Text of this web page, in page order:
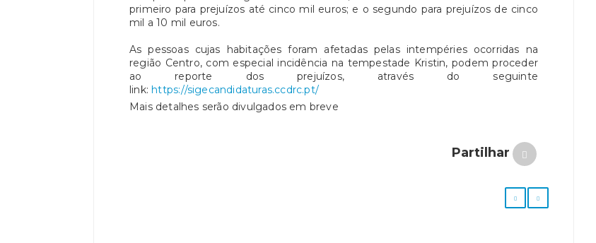
primeiro para prejuízos até cinco mil euros; e o segundo para prejuízos de cinco
mil a 10 mil euros.
As pessoas cujas habitações foram afetadas pelas intempéries ocorridas na
região Centro, com especial incidência na tempestade Kristin, podem proceder
ao reporte dos prejuízos, através do seguinte
link:https://sigecandidaturas.ccdrc.pt/
Mais detalhes serão divulgados em breve
Partilhar